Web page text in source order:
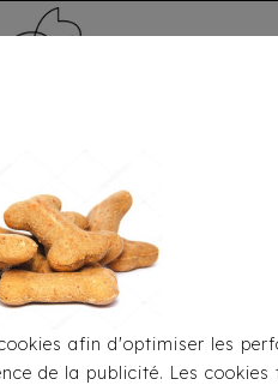
TOILETTAGE
afin d'optimiser les
de la publicité. Les cookies